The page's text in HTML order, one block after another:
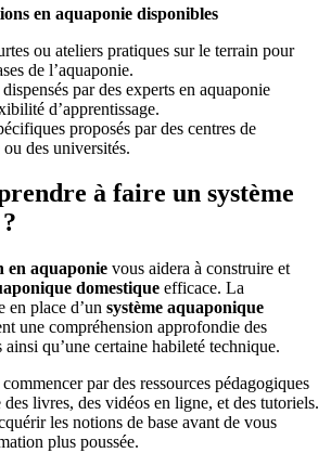
en aquaponie disponibles
ou ateliers pratiques sur le terrain pour
de l’aquaponie.
par des experts en aquaponie
d’apprentissage.
proposés par des centres de
des universités.
à faire un système
en aquaponie vous aidera à construire et
domestique efficace. La
en place d’un système aquaponique
une compréhension approfondie des
qu’une certaine habileté technique.
par des ressources pédagogiques
des livres, des vidéos en ligne, et des tutoriels.
les notions de base avant de vous
plus poussée.